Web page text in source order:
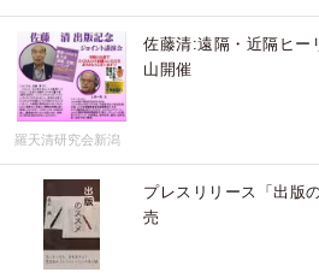
佐藤清:遠隔・近隔ヒ
山開催
羅天清研究会新潟
プレスリリース「出版
売